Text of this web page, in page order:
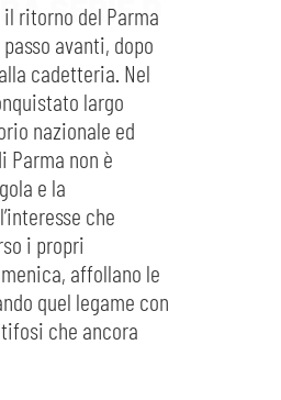
ritorno del Parma
avanti, dopo
cadetteria. Nel
largo
nazionale ed
Parma non è
e la
che
i propri
affollano le
quel legame con
che ancora